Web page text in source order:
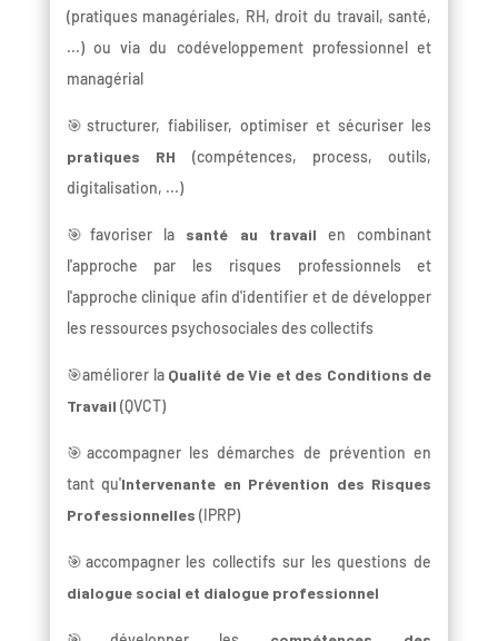
(pratiques managériales, RH, droit du travail, santé,
...) ou via du codéveloppement professionnel et
managérial
🎯structurer, fiabiliser, optimiser et sécuriser les
pratiques RH (compétences, process, outils,
digitalisation, ...)
🎯favoriser la santé au travailen combinant
l'approche par les risques professionnels et
l'approche clinique afin d'identifier et de développer
les ressources psychosociales des collectifs
🎯améliorer la Qualité de Vie et des Conditions de
Travail (QVCT)
🎯accompagner les démarches de prévention en
tant qu'Intervenante en Prévention des Risques
Professionnelles (IPRP)
🎯accompagner les collectifs sur les questions de
dialogue social et dialogue professionnel